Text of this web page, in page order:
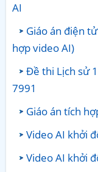
AI
Giáo án điện
hợp video AI)
Đề thi Lịch sử
7991
Giáo án tích
Video AI khởi
Video AI khởi